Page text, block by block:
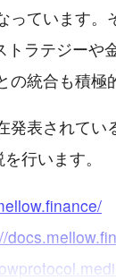
っています
トラテジーや
の統合も積極
発表されて
行います。